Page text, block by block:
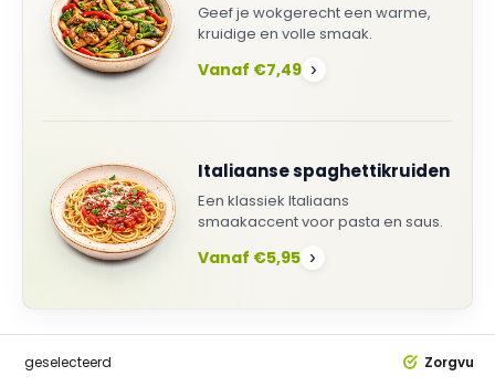
Geef je wokgerecht een warme,
kruidige en volle smaak.
Vanaf €7,49 ›
Italiaanse spaghettikruiden
Een klassiek Italiaans
smaakaccent voor pasta en saus.
Vanaf €5,95 ›
geselecteerd